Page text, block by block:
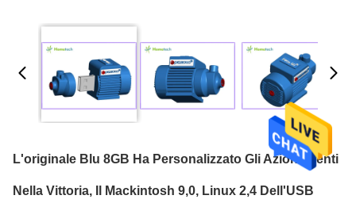
L'originale Blu 8GB Ha Personalizzato Gli Azionamenti
Nella Vittoria, Il Mackintosh 9,0, Linux 2,4 Dell'USB